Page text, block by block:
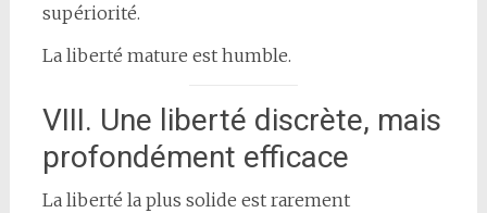
supériorité.
La liberté mature est humble.
VIII. Une liberté discrète, mais
profondément efficace
La liberté la plus solide est rarement